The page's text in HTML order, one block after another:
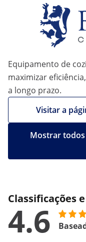
Equipamento de
maximizar
a longo prazo.
Visitar a
Mostrar
Classificações
4.6